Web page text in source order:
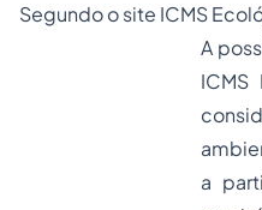
Segundo o site ICMS
A
a